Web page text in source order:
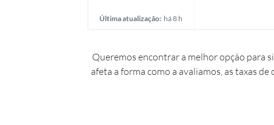
Última atualização: há 8 h
Queremos encontrar a melhor opção para
afeta a forma como a avaliamos, as taxas